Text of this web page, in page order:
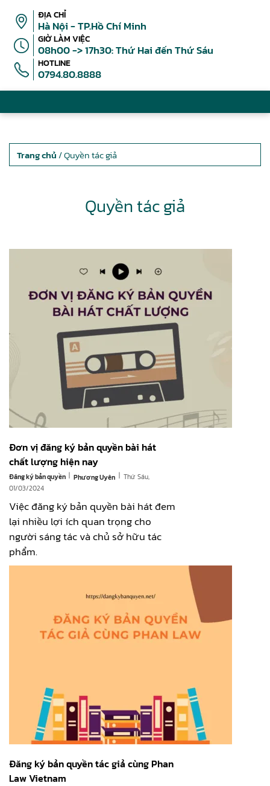
ĐỊA CHỈ
Hà Nội - TP.Hồ Chí Minh
GIỜ LÀM VIỆC
08h00 -> 17h30: Thứ Hai đến Thứ Sáu
HOTLINE
0794.80.8888
Trang chủ / Quyền tác giả
Quyền tác giả
Đơn vị đăng ký bản quyền bài hát
chất lượng hiện nay
Đăng ký bản quyền | Phương Uyên | Thứ Sáu,
01/03/2024
Việc đăng ký bản quyền bài hát đem
lại nhiều lợi ích quan trọng cho
người sáng tác và chủ sở hữu tác
phẩm.
Đăng ký bản quyền tác giả cùng Phan
Law Vietnam